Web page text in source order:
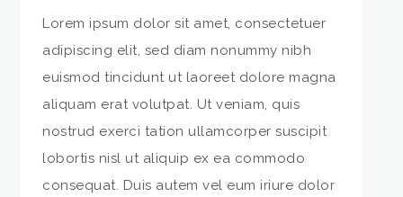
Lorem ipsum dolor sit amet, consectetuer
adipiscing elit, sed diam nonummy nibh
euismod tincidunt ut laoreet dolore magna
aliquam erat volutpat. Ut veniam, quis
nostrud exerci tation ullamcorper suscipit
lobortis nisl ut aliquip ex ea commodo
consequat. Duis autem vel eum iriure dolor